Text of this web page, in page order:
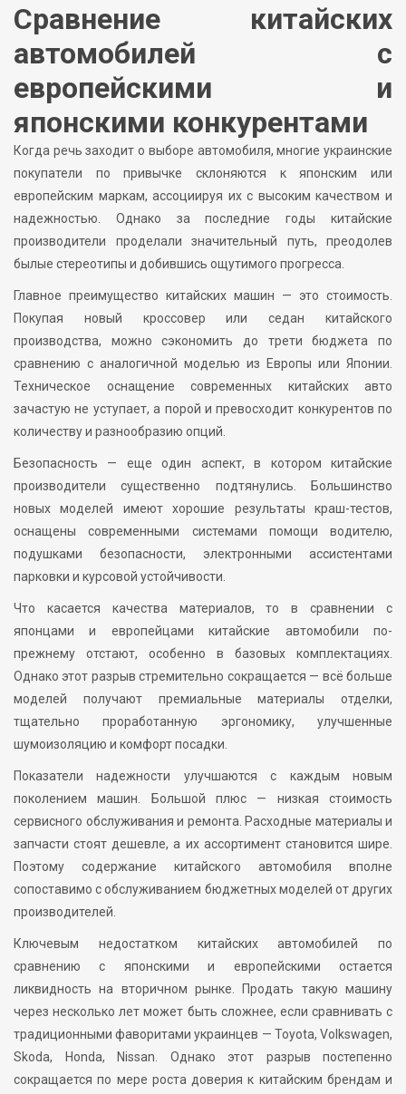
Сравнение китайских
автомобилей с
европейскими и
японскими конкурентами
Когда речь заходит о выборе автомобиля, многие украинские
покупатели по привычке склоняются к японским или
европейским маркам, ассоциируя их с высоким качеством и
надежностью. Однако за последние годы китайские
производители проделали значительный путь, преодолев
былые стереотипы и добившись ощутимого прогресса.
Главное преимущество китайских машин — это стоимость.
Покупая новый кроссовер или седан китайского
производства, можно сэкономить до трети бюджета по
сравнению с аналогичной моделью из Европы или Японии.
Техническое оснащение современных китайских авто
зачастую не уступает, а порой и превосходит конкурентов по
количеству и разнообразию опций.
Безопасность — еще один аспект, в котором китайские
производители существенно подтянулись. Большинство
новых моделей имеют хорошие результаты краш-тестов,
оснащены современными системами помощи водителю,
подушками безопасности, электронными ассистентами
парковки и курсовой устойчивости.
Что касается качества материалов, то в сравнении с
японцами и европейцами китайские автомобили по-
прежнему отстают, особенно в базовых комплектациях.
Однако этот разрыв стремительно сокращается — всё больше
моделей получают премиальные материалы отделки,
тщательно проработанную эргономику, улучшенные
шумоизоляцию и комфорт посадки.
Показатели надежности улучшаются с каждым новым
поколением машин. Большой плюс — низкая стоимость
сервисного обслуживания и ремонта. Расходные материалы и
запчасти стоят дешевле, а их ассортимент становится шире.
Поэтому содержание китайского автомобиля вполне
сопоставимо с обслуживанием бюджетных моделей от других
производителей.
Ключевым недостатком китайских автомобилей по
сравнению с японскими и европейскими остается
ликвидность на вторичном рынке. Продать такую машину
через несколько лет может быть сложнее, если сравнивать с
традиционными фаворитами украинцев — Toyota, Volkswagen,
Skoda, Honda, Nissan. Однако этот разрыв постепенно
сокращается по мере роста доверия к китайским брендам и